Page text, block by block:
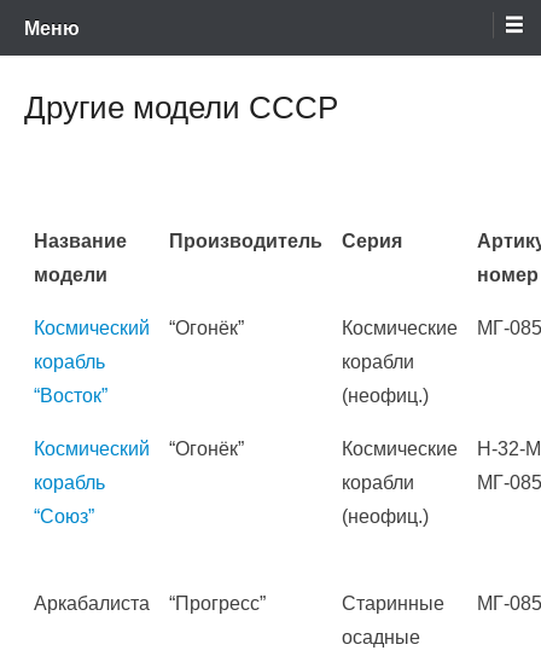
Перейти
Ретро-Модели.Ру
Энциклопедия отечественных и зарубежных сборных моделей
времен СССР и постсоветского периода. Проект участников сайтов
Меню
Другие модели СССР
Название
модели
Производитель Серия
номер
Космический
корабль
“Восток”
“Огонёк”
Космические
корабли
(неофиц.)
МГ-
Космический
корабль
“Союз”
“Огонёк”
Космические
корабли
(неофиц.)
Н-32-
МГ-
Аркабалиста “Прогресс”
Старинные
осадные
МГ-